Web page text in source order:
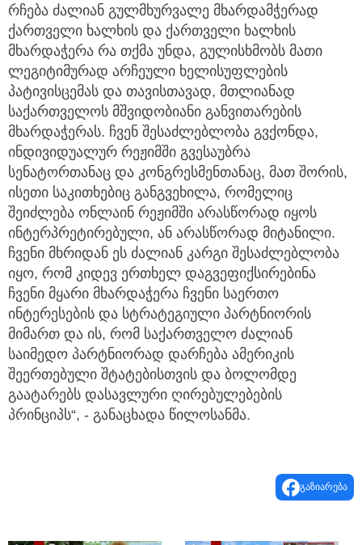
რჩება ძალიან გულმხურვალე მხარდამჭერად
ქართველი ხალხის და ქართველი ხალხის
მხარდაჭერა რა თქმა უნდა, გულისხმობს მათი
ლეგიტიმურად არჩეული ხელისუფლების
პატივისცემას და თავისთავად, მთლიანად
საქართველოს მშვიდობიანი განვითარების
მხარდაჭერას. ჩვენ შესაძლებლობა გვქონდა,
ინდივიდუალურ რეჟიმში გვესაუბრა
სენატორთანაც და კონგრესმენთანაც, მათ შორის,
ისეთი საკითხებიც განგვეხილა, რომელიც
შეიძლება ონლაინ რეჟიმში არასწორად იყოს
ინტერპრეტირებული, ან არასწორად მიტანილი.
ჩვენი მხრიდან ეს ძალიან კარგი შესაძლებლობა
იყო, რომ კიდევ ერთხელ დაგვეფიქსირებინა
ჩვენი მყარი მხარდაჭერა ჩვენი საერთო
ინტერესების და სტრატეგიული პარტნიორის
მიმართ და ის, რომ საქართველო ძალიან
საიმედო პარტნიორად დარჩება ამერიკის
შეერთებული შტატებისთვის და ბოლომდე
გაატარებს დასავლური ღირებულებების
პრინციპს“, - განაცხადა წილოსანმა.
გაზიარება